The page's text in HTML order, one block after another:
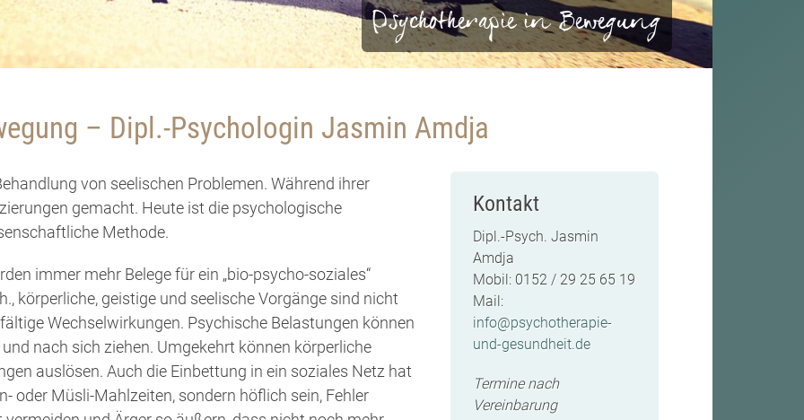
Psychotherapie in Bewegung
– Dipl.-Psychologin Jasmin Amdja
von seelischen Problemen. Während ihrer
gemacht. Heute ist die psychologische
Methode.
immer mehr Belege für ein „bio-psycho-soziales“
körperliche, geistige und seelische Vorgänge sind nicht
Wechselwirkungen. Psychische Belastungen können
nach sich ziehen. Umgekehrt können körperliche
auslösen. Auch die Einbettung in ein soziales Netz hat
oder Müsli-Mahlzeiten, sondern höflich sein, Fehler
Kontakt
Dipl.-Psych. Jasmin
Amdja
Mobil: 0152 / 29 25 65 19
Mail:
info@psychotherapie-
und-gesundheit.de
Termine nach
Vereinbarung